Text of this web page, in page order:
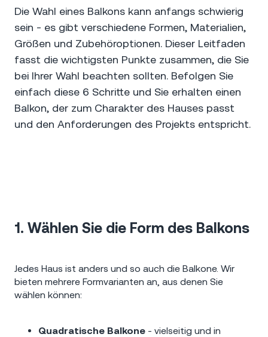
Die Wahl eines Balkons kann anfangs schwierig
sein - es gibt verschiedene Formen, Materialien,
Größen und Zubehöroptionen. Dieser Leitfaden
fasst die wichtigsten Punkte zusammen, die Sie
bei Ihrer Wahl beachten sollten. Befolgen Sie
einfach diese 6 Schritte und Sie erhalten einen
Balkon, der zum Charakter des Hauses passt
und den Anforderungen des Projekts entspricht.
1. Wählen Sie die Form des Balkons
Jedes Haus ist anders und so auch die Balkone. Wir
bieten mehrere Formvarianten an, aus denen Sie
wählen können:
Quadratische Balkone - vielseitig und in